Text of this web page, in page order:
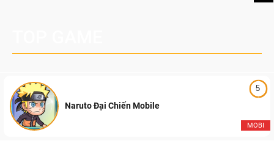
5
MOBI
Naruto Đại Chiến Mobile